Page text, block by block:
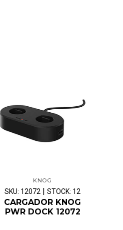
KNOG
SKU: 12072 | STOCK: 12
CARGADOR KNOG
PWR DOCK 12072